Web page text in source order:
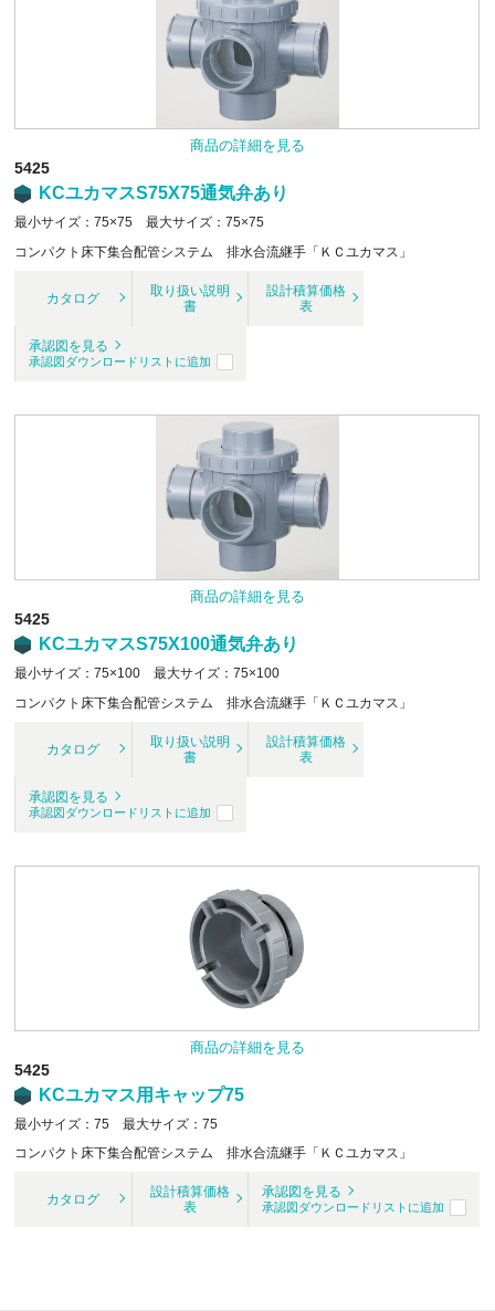
商品の詳細を見る
5425
KCユカマスS75X75通気弁あり
最小サイズ：75×75 最大サイズ：75×75
コンパクト床下集合配管システム 排水合流継手「ＫＣユカマス」
カタログ
取り扱い説明
書
設計積算価格
表
承認図を見る
承認図ダウンロードリストに追加
商品の詳細を見る
5425
KCユカマスS75X100通気弁あり
最小サイズ：75×100 最大サイズ：75×100
コンパクト床下集合配管システム 排水合流継手「ＫＣユカマス」
カタログ
取り扱い説明
書
設計積算価格
表
承認図を見る
承認図ダウンロードリストに追加
商品の詳細を見る
5425
KCユカマス用キャップ75
最小サイズ：75 最大サイズ：75
コンパクト床下集合配管システム 排水合流継手「ＫＣユカマス」
カタログ
設計積算価格
表
承認図を見る
承認図ダウンロードリストに追加